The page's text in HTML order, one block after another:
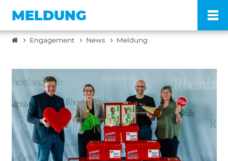
MELDUNG
Engagement News Meldung